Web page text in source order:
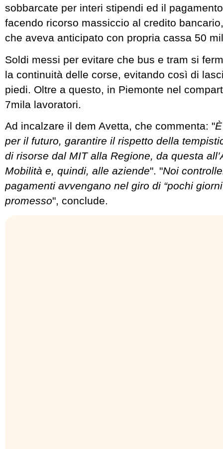
sobbarcate per interi stipendi ed il
facendo ricorso massiccio al credito
che aveva anticipato con propria cassa 50
Soldi messi per evitare che bus e tram si
la continuità delle corse, evitando così di
piedi. Oltre a questo, in Piemonte nel
7mila lavoratori.
Ad incalzare il dem Avetta, che commenta: "
per il futuro, garantire il rispetto della
di risorse dal MIT alla Regione, da questa
Mobilità e, quindi, alle aziende". "Noi
pagamenti avvengano nel giro di “pochi
promesso", conclude.